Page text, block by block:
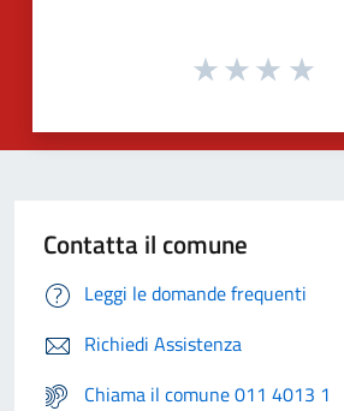
Contatta il comune
Leggi le domande frequenti
Richiedi Assistenza
Chiama il comune 011 4013 1